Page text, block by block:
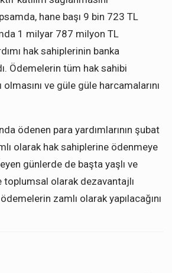
hane başı 9 bin 723 TL
1 milyar 787 milyon TL
hak sahiplerinin banka
Ödemelerin tüm hak sahibi
ve güle güle harcamalarını
ödenen para yardımlarının şubat
olarak hak sahiplerine ödenmeye
günlerde de başta yaşlı ve
toplumsal olarak dezavantajlı
zamlı olarak yapılacağını